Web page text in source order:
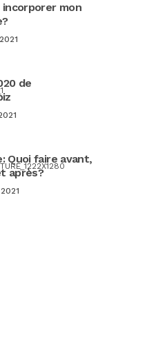
incorporer mon
de
Quoi faire avant,
après?